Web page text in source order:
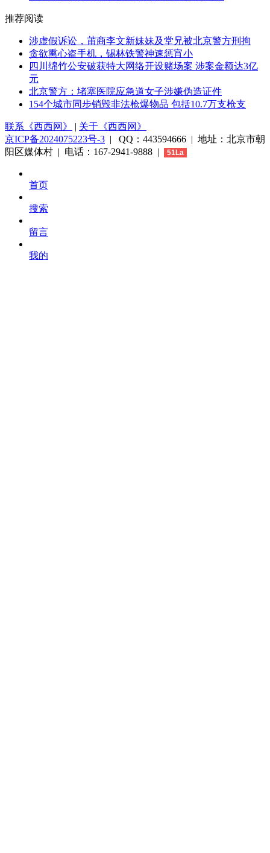
推荐阅读
涉虚假诉讼，莆商李文新妹妹及堂兄被北京警方刑拘
贪欲熏心盗手机，锡林铁警神速惩宵小
四川绵竹公安破获特大网络开设赌场案 涉案金额达3亿
元
北京警方：堵塞医院应急道女子涉嫌伪造证件
154个城市同步销毁非法枪爆物品 包括10.7万支枪支
联系《西西网》 | 关于《西西网》
京ICP备2024075223号-3 | QQ：443594666 | 地址：北京市朝
阳区媒体村 | 电话：167-2941-9888 |
51La
首页
搜索
留言
我的